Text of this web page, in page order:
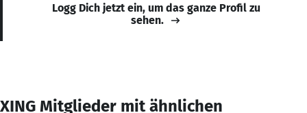
Logg Dich jetzt ein, um das ganze Profil zu
sehen.
XING Mitglieder mit ähnlichen